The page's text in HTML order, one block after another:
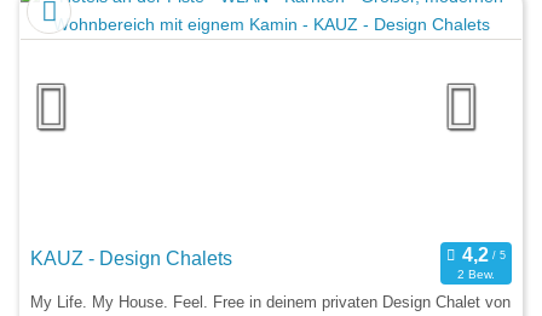
KAUZ - Design Chalets
2 Bew.
My Life. My House. Feel. Free in deinem privaten Design Chalet von